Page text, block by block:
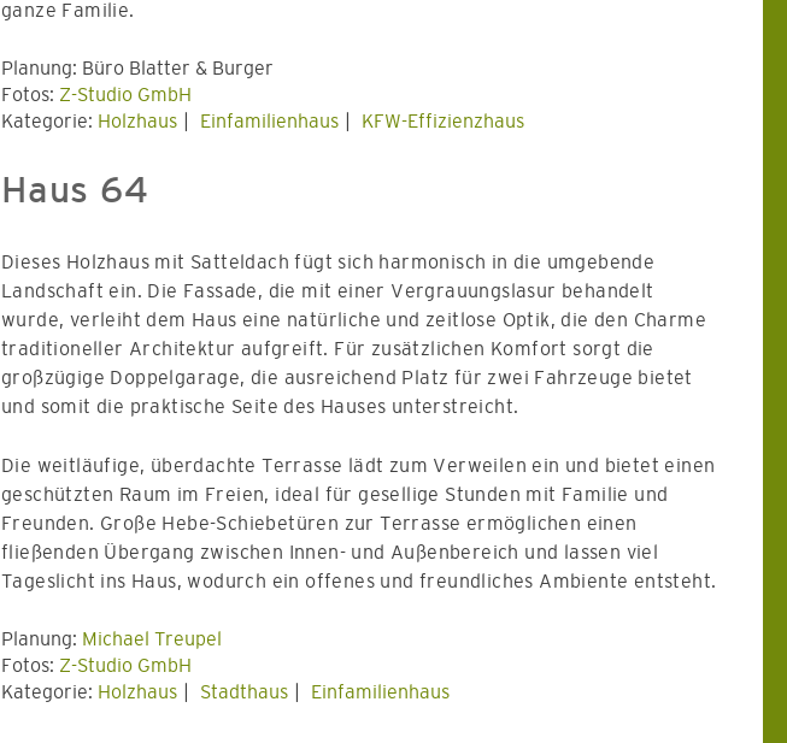
ganze Familie.
Planung: Büro Blatter & Burger
Fotos: Z-Studio GmbH
Kategorie: Holzhaus Einfamilienhaus KFW-Effizienzhaus
Haus 64
Dieses Holzhaus mit Satteldach fügt sich harmonisch in die umgebende
Landschaft ein. Die Fassade, die mit einer Vergrauungslasur behandelt
wurde, verleiht dem Haus eine natürliche und zeitlose Optik, die den Charme
traditioneller Architektur aufgreift. Für zusätzlichen Komfort sorgt die
großzügige Doppelgarage, die ausreichend Platz für zwei Fahrzeuge bietet
und somit die praktische Seite des Hauses unterstreicht.
Die weitläufige, überdachte Terrasse lädt zum Verweilen ein und bietet einen
geschützten Raum im Freien, ideal für gesellige Stunden mit Familie und
Freunden. Große Hebe-Schiebetüren zur Terrasse ermöglichen einen
fließenden Übergang zwischen Innen- und Außenbereich und lassen viel
Tageslicht ins Haus, wodurch ein offenes und freundliches Ambiente entsteht.
Planung: Michael Treupel
Fotos: Z-Studio GmbH
Kategorie: Holzhaus Stadthaus Einfamilienhaus